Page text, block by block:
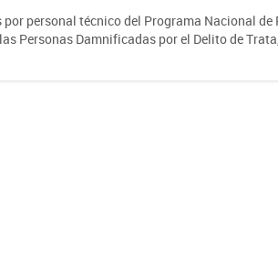
personal técnico del Programa Nacional de
Personas Damnificadas por el Delito de